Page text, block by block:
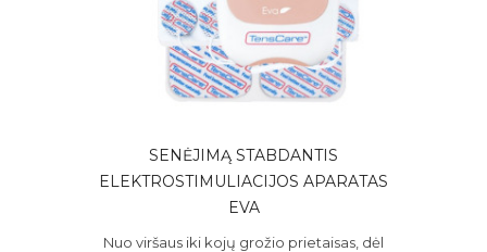
SENĖJIMĄ STABDANTIS
ELEKTROSTIMULIACIJOS APARATAS
EVA
Nuo viršaus iki kojų grožio prietaisas, dėl